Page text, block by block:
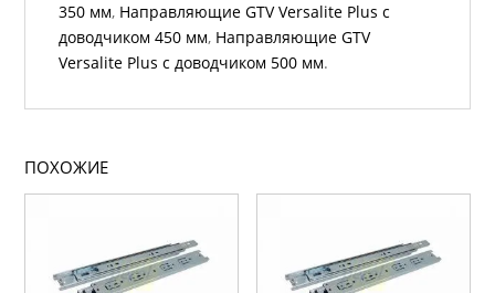
350 мм, Направляющие GTV Versalite Plus с
доводчиком 450 мм, Направляющие GTV
Versalite Plus с доводчиком 500 мм.
ПОХОЖИЕ